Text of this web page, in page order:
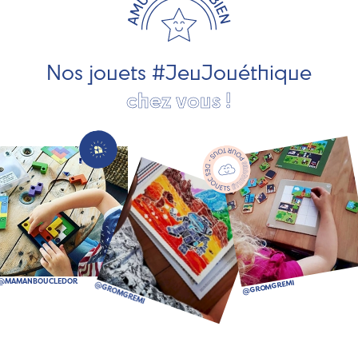
pour les jeunes enfants, des jeux d'éveil, des jeux de
société, des jouets d'imitation, des jeux de plein air, ... et
Nos jouets #JeuJouéthique
chez vous !